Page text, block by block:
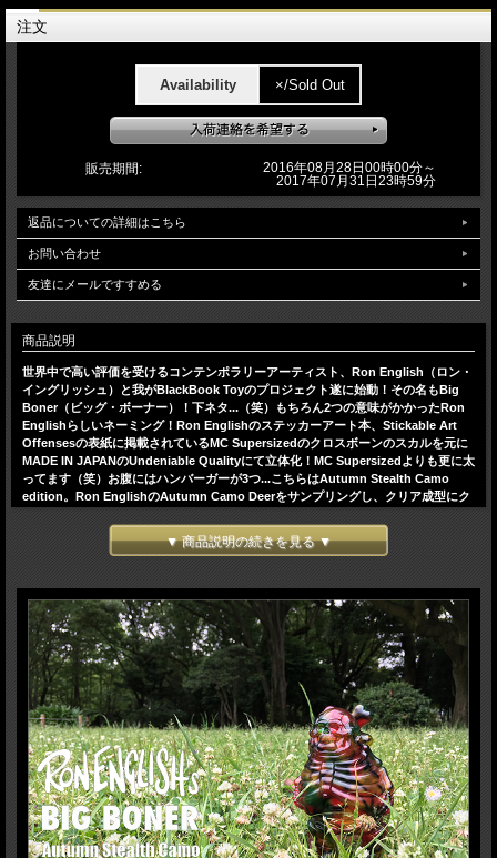
注文
Availability ×/Sold Out
販売期間:
2016年08月28日00時00分～
2017年07月31日23時59分
返品についての詳細はこちら
お問い合わせ
友達にメールですすめる
商品説明
世界中で高い評価を受けるコンテンポラリーアーティスト、Ron English（ロン・
イングリッシュ）と我がBlackBook Toyのプロジェクト遂に始動！その名もBig
Boner（ビッグ・ボーナー）！下ネタ...（笑）もちろん2つの意味がかかったRon
Englishらしいネーミング！Ron Englishのステッカーアート本、Stickable Art
Offensesの表紙に掲載されているMC Supersizedのクロスボーンのスカルを元に
MADE IN JAPANのUndeniable Qualityにて立体化！MC Supersizedよりも更に太
ってます（笑）お腹にはハンバーガーが3つ...こちらはAutumn Stealth Camo
edition。Ron EnglishのAutumn Camo Deerをサンプリングし、クリア成型にク
をクリアで再現したというのがミソです。原型はお馴染みT9G氏！
▼ 商品説明の続きを見る ▼